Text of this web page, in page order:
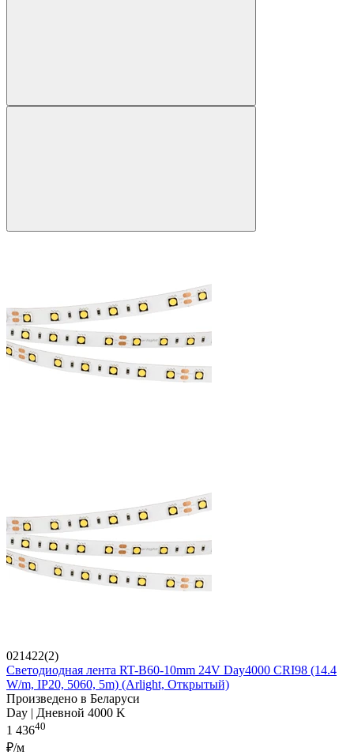
021422(2)
Светодиодная лента RT-B60-10mm 24V Day4000 CRI98 (14.4
W/m, IP20, 5060, 5m) (Arlight, Открытый)
Произведено в Беларуси
Day | Дневной 4000 K
1 43640
₽/м